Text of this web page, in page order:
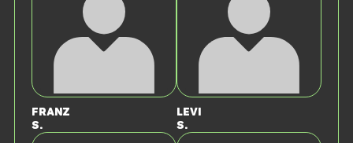
Franz
S.
Levi
S.